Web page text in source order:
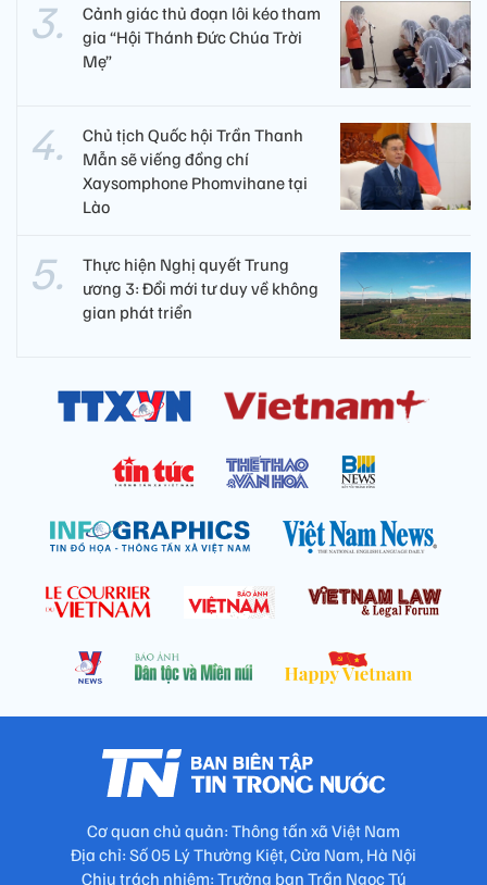
Cảnh giác thủ đoạn lôi kéo tham
gia “Hội Thánh Đức Chúa Trời
Mẹ”
Chủ tịch Quốc hội Trần Thanh
Mẫn sẽ viếng đồng chí
Xaysomphone Phomvihane tại
Lào
Thực hiện Nghị quyết Trung
ương 3: Đổi mới tư duy về không
gian phát triển
Cơ quan chủ quản: Thông tấn xã Việt Nam
Địa chỉ: Số 05 Lý Thường Kiệt, Cửa Nam, Hà Nội
Chịu trách nhiệm: Trưởng ban Trần Ngọc Tú